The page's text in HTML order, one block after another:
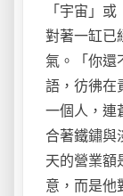
「宇宙」
對著一缸已
氣。「你還
語，彷彿在
一個人，連
合著鐵鏽與
天的營業額
意，而是